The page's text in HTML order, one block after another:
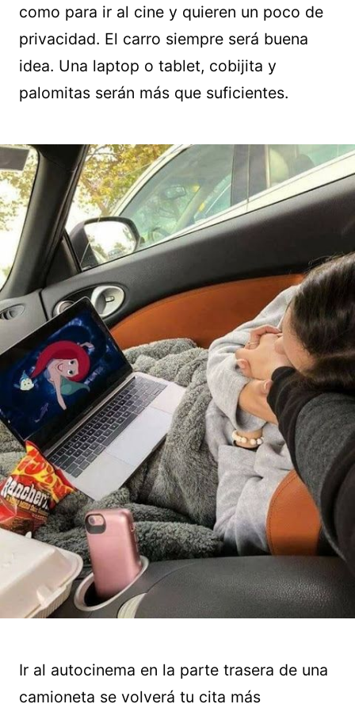
como para ir al cine y quieren un poco de
privacidad. El carro siempre será buena
idea. Una laptop o tablet, cobijita y
palomitas serán más que suficientes.
Ir al autocinema en la parte trasera de una
camioneta se volverá tu cita más